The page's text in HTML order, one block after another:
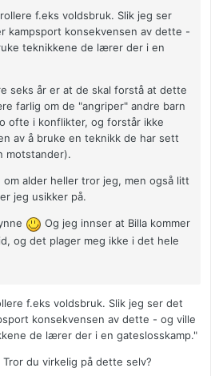
f.eks voldsbruk. Slik jeg ser
kampsport konsekvensen av dette -
teknikkene de lærer der i en
seks år er at de skal forstå at dette
farlig om de "angriper" andre barn
ofte i konflikter, og forstår ikke
av å bruke en teknikk de har sett
motstander).
om alder heller tror jeg, men også litt
jeg usikker på.
Og jeg innser at Billa kommer
og det plager meg ikke i det hele
f.eks voldsbruk. Slik jeg ser det
konsekvensen av dette - og ville
de lærer der i en gateslosskamp."
du virkelig på dette selv?